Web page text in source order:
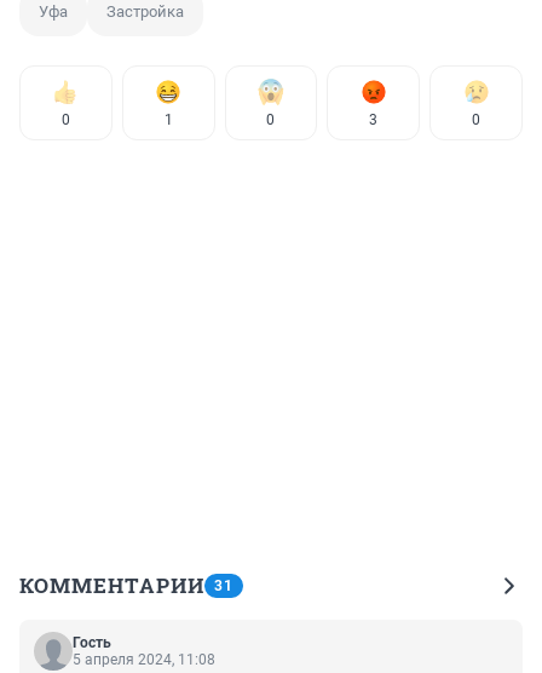
Уфа Застройка
0 1 0 3 0
КОММЕНТАРИИ 31
Гость
5 апреля 2024, 11:08